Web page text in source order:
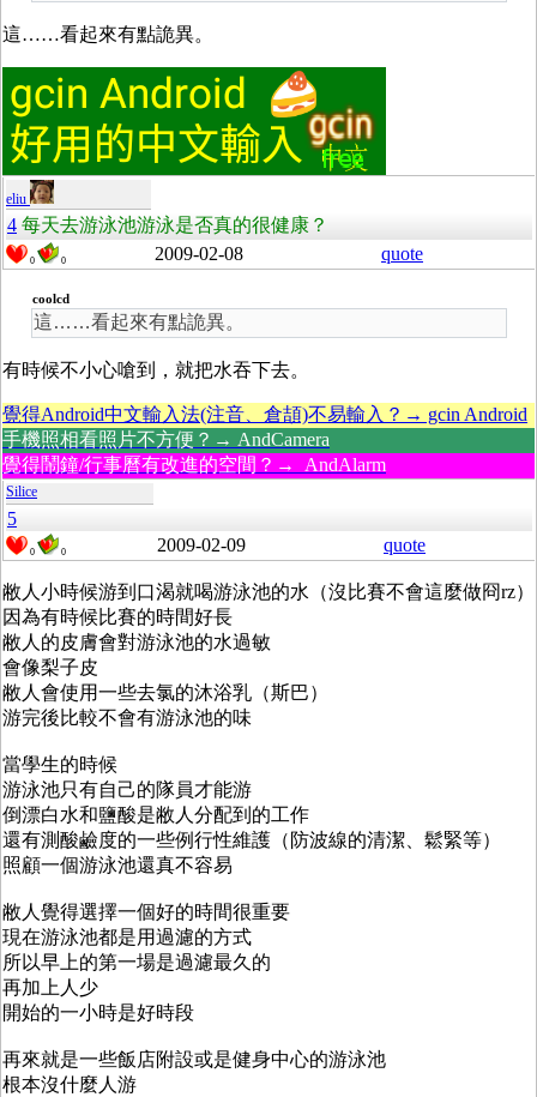
這……看起來有點詭異。
eliu
4 每天去游泳池游泳是否真的很健康？
0 0 2009-02-08 quote
coolcd
這……看起來有點詭異。
有時候不小心嗆到，就把水吞下去。
覺得Android中文輸入法(注音、倉頡)不易輸入？→ gcin Android
手機照相看照片不方便？→ AndCamera
覺得鬧鐘/行事曆有改進的空間？→ AndAlarm
Silice
5
0 0 2009-02-09 quote
敝人小時候游到口渴就喝游泳池的水（沒比賽不會這麼做冏rz）
因為有時候比賽的時間好長
敝人的皮膚會對游泳池的水過敏
會像梨子皮
敝人會使用一些去氯的沐浴乳（斯巴）
游完後比較不會有游泳池的味
當學生的時候
游泳池只有自己的隊員才能游
倒漂白水和鹽酸是敝人分配到的工作
還有測酸鹼度的一些例行性維護（防波線的清潔、鬆緊等）
照顧一個游泳池還真不容易
敝人覺得選擇一個好的時間很重要
現在游泳池都是用過濾的方式
所以早上的第一場是過濾最久的
再加上人少
開始的一小時是好時段
再來就是一些飯店附設或是健身中心的游泳池
根本沒什麼人游